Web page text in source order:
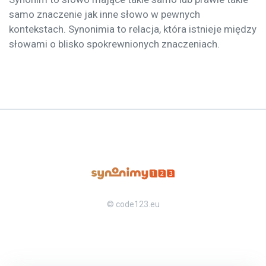
samo znaczenie jak inne słowo w pewnych
kontekstach. Synonimia to relacja, która istnieje między
słowami o blisko spokrewnionych znaczeniach.
© code123.eu